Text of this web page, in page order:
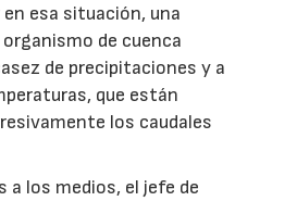
esa situación, una
de cuenca
de precipitaciones y a
que están
los caudales
a los medios, el jefe de